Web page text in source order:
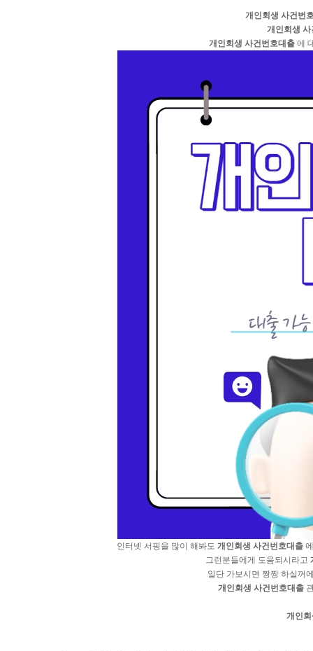
개인회생 사건번
개인회생
개인회생 사건번호대출 에
인터넷 서핑을 많이 해봐도 개인회생 사건번호대출에
그런분들에게 도움되시라고
일단 가보시면 짱짱 하실꺼
개인회생 사건번호대출
개인